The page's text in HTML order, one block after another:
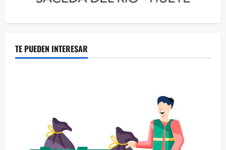
TE PUEDEN INTERESAR